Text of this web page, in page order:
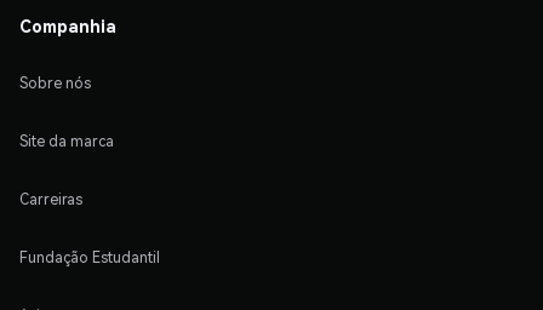
Companhia
Sobre nós
Site da marca
Carreiras
Fundação Estudantil